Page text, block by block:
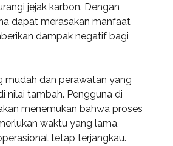
jejak karbon. Dengan
dapat merasakan manfaat
dampak negatif bagi
mudah dan perawatan yang
nilai tambah. Pengguna di
menemukan bahwa proses
waktu yang lama,
tetap terjangkau.